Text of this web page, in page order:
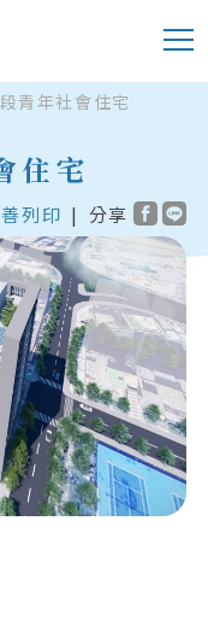
青年社會住宅
住宅
列印 | 分享